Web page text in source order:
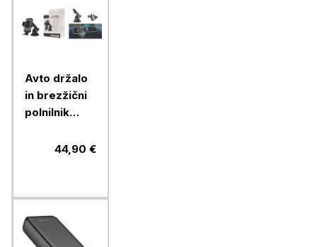
Avto držalo
in brezžični
polnilnik
15W - 2 v 1,
44,90 €